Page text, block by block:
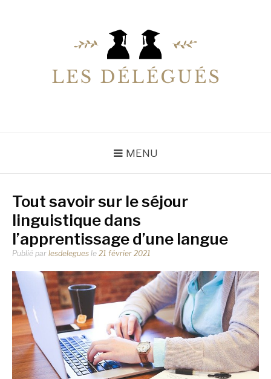
MENU
Tout savoir sur le séjour
linguistique dans
l’apprentissage d’une langue
Publié par lesdelegues le 21 février 2021